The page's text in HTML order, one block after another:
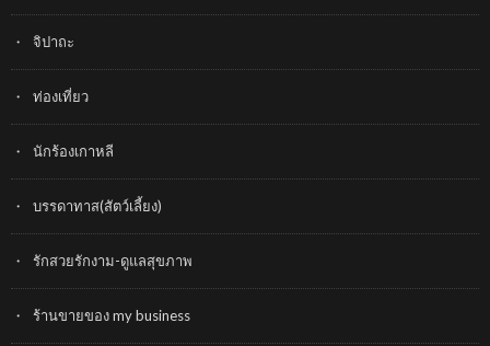
จิปาถะ
ท่องเที่ยว
นักร้องเกาหลี
บรรดาทาส(สัตว์เลี้ยง)
รักสวยรักงาม-ดูแลสุขภาพ
ร้านขายของ my business